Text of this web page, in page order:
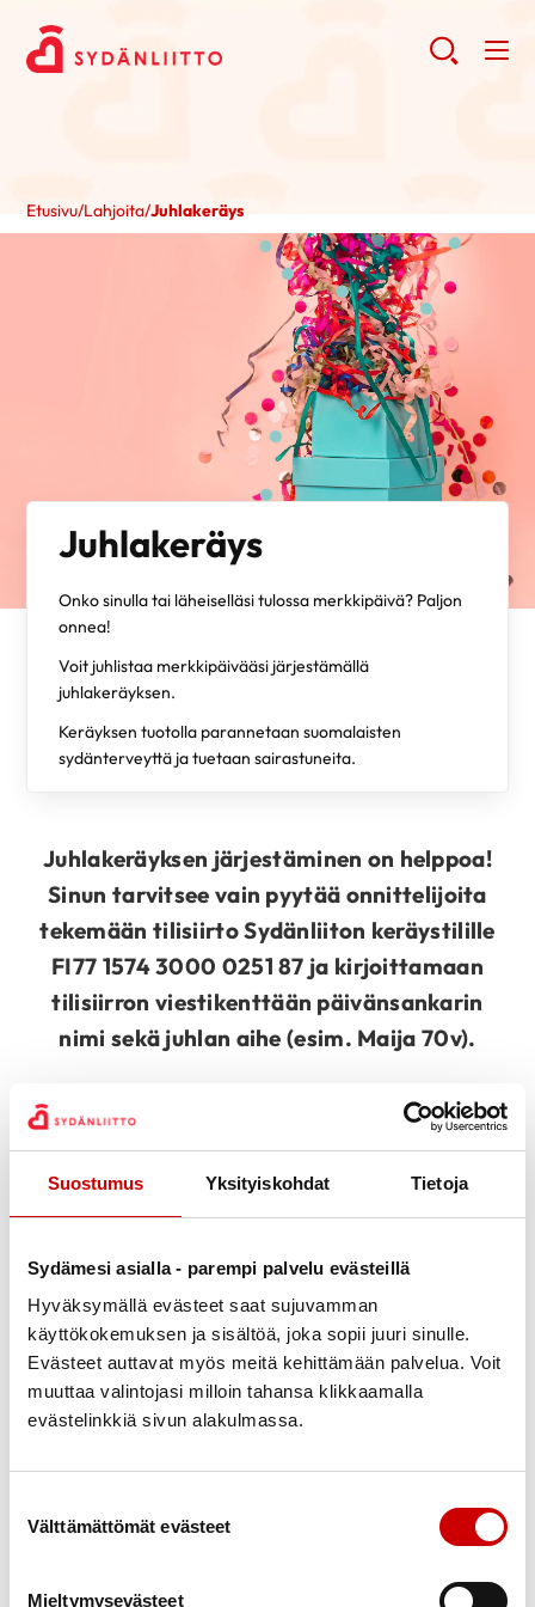
Suostumus Yksityiskohdat Tietoja
Sydämesi asialla - parempi palvelu evästeillä
Hyväksymällä evästeet saat sujuvamman
käyttökokemuksen ja sisältöä, joka sopii juuri sinulle.
Evästeet auttavat myös meitä kehittämään palvelua. Voit
muuttaa valintojasi milloin tahansa klikkaamalla
evästelinkkiä sivun alakulmassa.
Välttämättömät evästeet
Mieltymysevästeet
Etusivu/Lahjoita/Juhlakeräys
Juhlakeräys
Onko sinulla tai läheiselläsi tulossa merkkipäivä? Paljon
onnea!
Voit juhlistaa merkkipäivääsi järjestämällä
juhlakeräyksen.
Keräyksen tuotolla parannetaan suomalaisten
sydänterveyttä ja tuetaan sairastuneita.
Juhlakeräyksen järjestäminen on helppoa!
Sinun tarvitsee vain pyytää onnittelijoita
tekemään tilisiirto Sydänliiton keräystilille
FI77 1574 3000 0251 87 ja kirjoittamaan
tilisiirron viestikenttään päivänsankarin
nimi sekä juhlan aihe(esim. Maija 70v).
Kun kerrot meille etukäteen keräyksestä, lähetämme sinulle
tiedon keräyssummasta 1-2 viikon kuluttua juhlapäivästä.
Nimi *
Puhelinnumero *
Sähköposti *
Juhlan päivämäärä *